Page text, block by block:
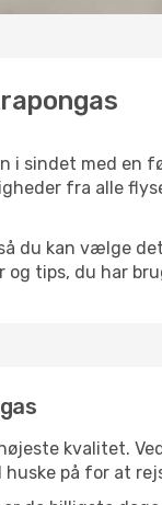
i sindet med
fra alle
du kan vælge
tips, du har
kvalitet.
på for at